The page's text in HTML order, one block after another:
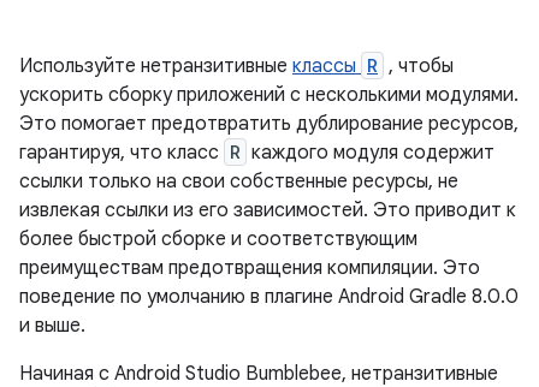
Используйте нетранзитивные классы R , чтобы
ускорить сборку приложений с несколькими модулями.
Это помогает предотвратить дублирование ресурсов,
гарантируя, что класс R каждого модуля содержит
ссылки только на свои собственные ресурсы, не
извлекая ссылки из его зависимостей. Это приводит к
более быстрой сборке и соответствующим
преимуществам предотвращения компиляции. Это
поведение по умолчанию в плагине Android Gradle 8.0.0
и выше.
Начиная с Android Studio Bumblebee, нетранзитивные